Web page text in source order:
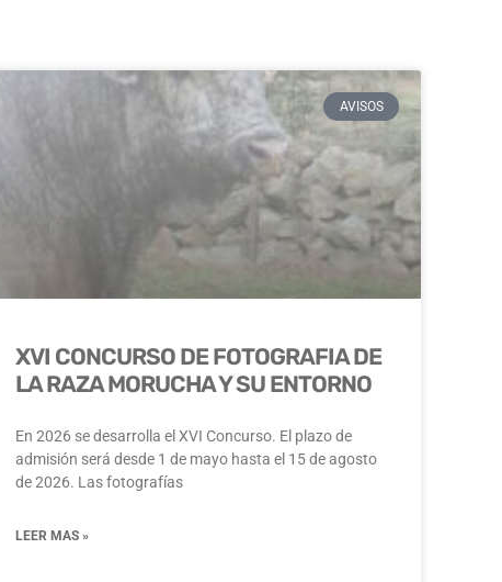
AVISOS
XVI CONCURSO DE FOTOGRAFIA DE
LA RAZA MORUCHA Y SU ENTORNO
En 2026 se desarrolla el XVI Concurso. El plazo de
admisión será desde 1 de mayo hasta el 15 de agosto
de 2026. Las fotografías
LEER MAS »